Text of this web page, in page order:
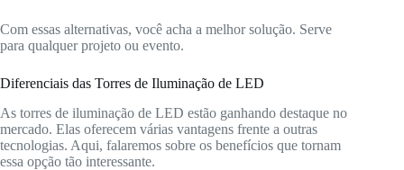
Com essas alternativas, você acha a melhor solução. Serve
para qualquer projeto ou evento.
Diferenciais das Torres de Iluminação de LED
As torres de iluminação de LED estão ganhando destaque no
mercado. Elas oferecem várias vantagens frente a outras
tecnologias. Aqui, falaremos sobre os benefícios que tornam
essa opção tão interessante.